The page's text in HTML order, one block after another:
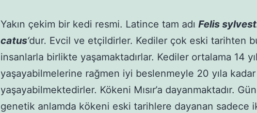
Yakın çekim bir kedi resmi. Latince tam adı Felis
catus‘dur. Evcil ve etçildirler. Kediler çok eski tarihten
insanlarla birlikte yaşamaktadırlar. Kediler ortalama 14
yaşayabilmelerine rağmen iyi beslenmeyle 20 yıla kadar
yaşayabilmektedirler. Kökeni Mısır’a dayanmaktadır.
genetik anlamda kökeni eski tarihlere dayanan sadece